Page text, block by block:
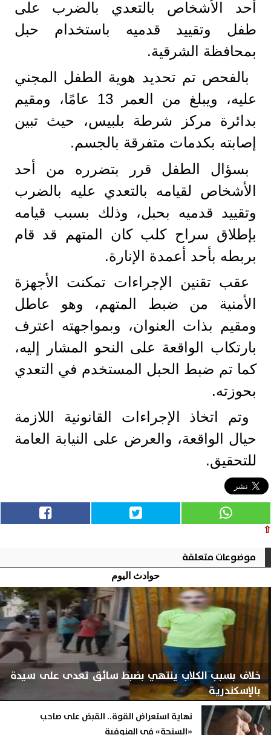
أحد الأشخاص بالتعدي بالضرب على
طفل وتقييد قدميه باستخدام حبل
بمحافظة الشرقية.
بالفحص تم تحديد هوية الطفل المجني
عليه، ويبلغ من العمر 13 عامًا، ومقيم
بدائرة مركز شرطة بلبيس، حيث تبين
إصابته بكدمات متفرقة بالجسم.
بسؤال الطفل قرر بتضرره من أحد
الأشخاص لقيامه بالتعدي عليه بالضرب
وتقييد قدميه بحبل، وذلك بسبب قيامه
بإطلاق سراح كلب كان المتهم قد قام
بربطه بأحد أعمدة الإنارة.
عقب تقنين الإجراءات تمكنت الأجهزة
الأمنية من ضبط المتهم، وهو عاطل
ومقيم بذات العنوان، وبمواجهته اعترف
بارتكاب الواقعة على النحو المشار إليه،
كما تم ضبط الحبل المستخدم في التعدي
بحوزته.
وتم اتخاذ الإجراءات القانونية اللازمة
حيال الواقعة، والعرض على النيابة العامة
للتحقيق.
⇧
موضوعات متعلقة
حوادث اليوم
خلاف بسبب الكلاب ينتهي بضبط سائق تعدى على سيدة
بالإسكندرية
نهاية استعراض القوة.. القبض على صاحب
«السنجة» في المنوفية